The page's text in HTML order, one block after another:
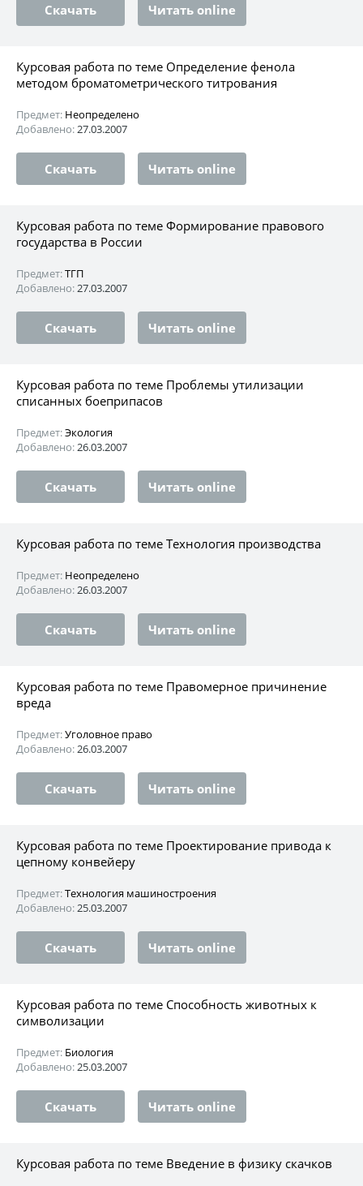
Скачать Читать online
Курсовая работа по теме Определение фенола
методом броматометрического титрования
Предмет: Неопределено
Добавлено:27.03.2007
Скачать Читать online
Курсовая работа по теме Формирование правового
государства в России
Предмет:ТГП
Добавлено:27.03.2007
Скачать Читать online
Курсовая работа по теме Проблемы утилизации
списанных боеприпасов
Предмет:Экология
Добавлено:26.03.2007
Скачать Читать online
Курсовая работа по теме Технология производства
Предмет: Неопределено
Добавлено:26.03.2007
Скачать Читать online
Курсовая работа по теме Правомерное причинение
вреда
Предмет:Уголовное право
Добавлено:26.03.2007
Скачать Читать online
Курсовая работа по теме Проектирование привода к
цепному конвейеру
Предмет:Технология машиностроения
Добавлено:25.03.2007
Скачать Читать online
Курсовая работа по теме Способность животных к
символизации
Предмет: Биология
Добавлено:25.03.2007
Скачать Читать online
Курсовая работа по теме Введение в физику скачков